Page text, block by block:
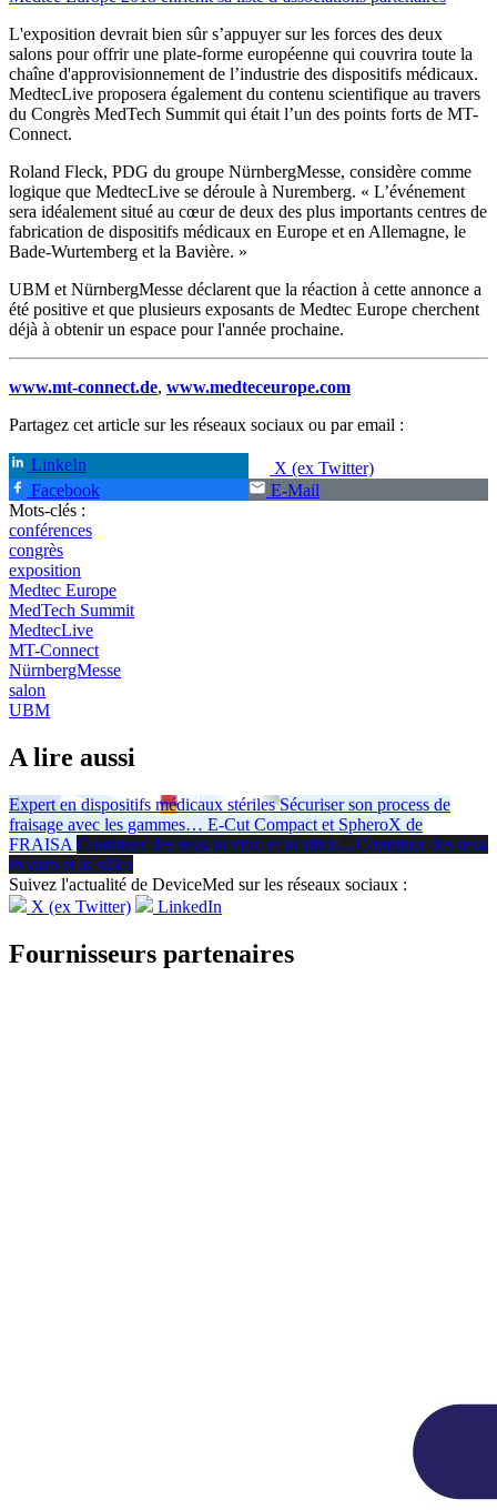
L'exposition devrait bien sûr s’appuyer sur les forces des deux
salons pour offrir une plate-forme européenne qui couvrira toute la
chaîne d'approvisionnement de l’industrie des dispositifs médicaux.
MedtecLive proposera également du contenu scientifique au travers
du Congrès MedTech Summit qui était l’un des points forts de MT-
Connect.
Roland Fleck, PDG du groupe NürnbergMesse, considère comme
logique que MedtecLive se déroule à Nuremberg. « L’événement
sera idéalement situé au cœur de deux des plus importants centres de
fabrication de dispositifs médicaux en Europe et en Allemagne, le
Bade-Wurtemberg et la Bavière. »
UBM et NürnbergMesse déclarent que la réaction à cette annonce a
été positive et que plusieurs exposants de Medtec Europe cherchent
déjà à obtenir un espace pour l'année prochaine.
www.mt-connect.de, www.medteceurope.com
Partagez cet article sur les réseaux sociaux ou par email :
LinkeIn
X (ex Twitter)
Facebook
E-Mail
Mots-clés :
conférences
congrès
exposition
Medtec Europe
MedTech Summit
MedtecLive
MT-Connect
NürnbergMesse
salon
UBM
A lire aussi
Expert en dispositifs médicaux stériles Sécuriser son process de
fraisage avec les gammes… E-Cut Compact et SpheroX de
FRAISA Combiner des tests in vitro et in silico…Combiner des tests
in vitro et in silico
Suivez l'actualité de DeviceMed sur les réseaux sociaux :
X (ex Twitter)
LinkedIn
Fournisseurs partenaires